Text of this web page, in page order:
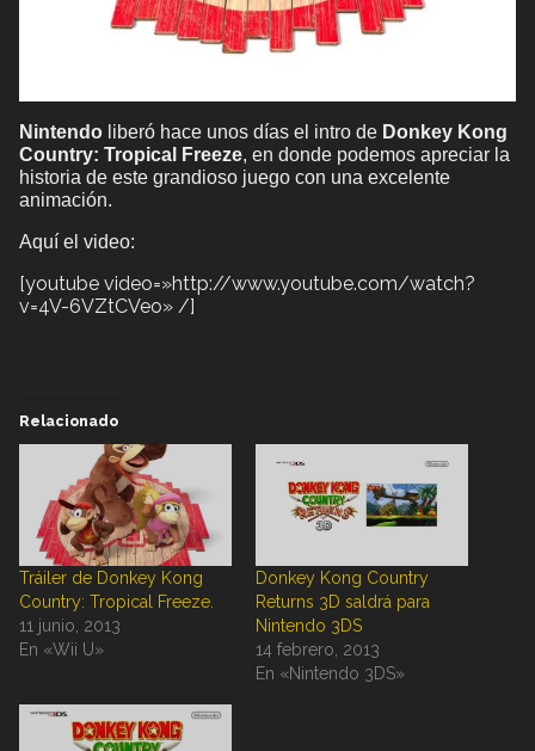
Nintendo liberó hace unos días el intro de Donkey Kong
Country: Tropical Freeze, en donde podemos apreciar la
historia de este grandioso juego con una excelente
animación.
Aquí el video:
[youtube video=»http://www.youtube.com/watch?
v=4V-6VZtCVeo» /]
Relacionado
Tráiler de Donkey Kong
Country: Tropical Freeze.
11 junio, 2013
En «Wii U»
Donkey Kong Country
Returns 3D saldrá para
Nintendo 3DS
14 febrero, 2013
En «Nintendo 3DS»